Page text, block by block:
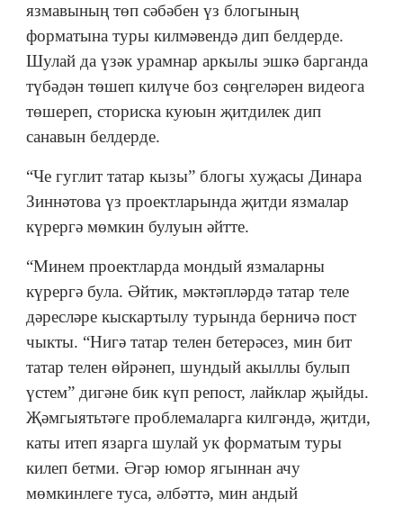
язмавының төп сәбәбен үз блогының
форматына туры килмәвендә дип белдерде.
Шулай да үзәк урамнар аркылы эшкә барганда
түбәдән төшеп килүче боз сөңгеләрен видеога
төшереп, сториска куюын җитдилек дип
санавын белдерде.
“Че гуглит татар кызы” блогы хуҗасы Динара
Зиннәтова үз проектларында җитди язмалар
күрергә мөмкин булуын әйтте.
“Минем проектларда мондый язмаларны
күрергә була. Әйтик, мәктәпләрдә татар теле
дәресләре кыскартылу турында берничә пост
чыкты. “Нигә татар телен бетерәсез, мин бит
татар телен өйрәнеп, шундый акыллы булып
үстем” дигәне бик күп репост, лайклар җыйды.
Җәмгыятьтәге проблемаларга килгәндә, җитди,
каты итеп язарга шулай ук форматым туры
килеп бетми. Әгәр юмор ягыннан ачу
мөмкинлеге туса, әлбәттә, мин андый